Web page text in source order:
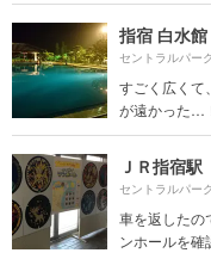
指宿 白水館
セントラルパー
すごく広くて
が遠かった…
ＪＲ指宿駅
セントラルパー
車を返したの
ンホールを確